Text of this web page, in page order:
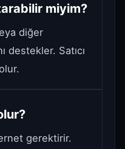
miyim?
diğer
destekler. Satıcı
gerektirir.